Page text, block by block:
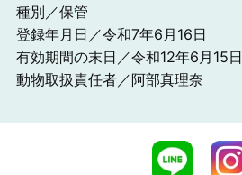
種別／保管
登録年月日／令和7年6月16日
有効期間の末日／令和12年6月15日
動物取扱責任者／阿部真理奈